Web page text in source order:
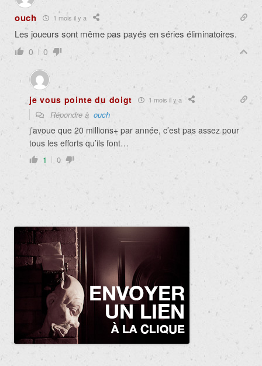
ouch 1 mois il y a
Les joueurs sont même pas payés en séries éliminatoires.
0 0
je vous pointe du doigt 1 mois il y a
Répondre à ouch
j’avoue que 20 millions+ par année, c’est pas assez pour
tous les efforts qu’ils font…
1 0